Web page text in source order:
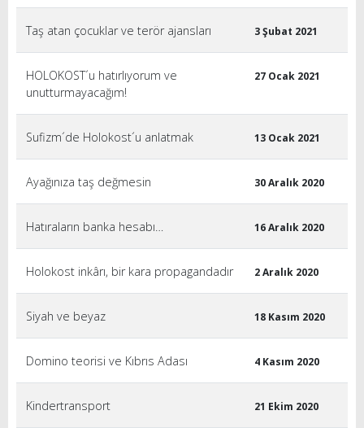
Taş atan çocuklar ve terör ajansları 3 Şubat 2021
HOLOKOST´u hatırlıyorum ve
unutturmayacağım!
27 Ocak 2021
Sufizm´de Holokost´u anlatmak 13 Ocak 2021
Ayağınıza taş değmesin 30 Aralık 2020
Hatıraların banka hesabı… 16 Aralık 2020
Holokost inkârı, bir kara propagandadır 2 Aralık 2020
Siyah ve beyaz 18 Kasım 2020
Domino teorisi ve Kıbrıs Adası 4 Kasım 2020
Kindertransport 21 Ekim 2020